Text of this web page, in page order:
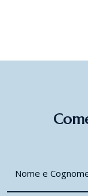
Nome e